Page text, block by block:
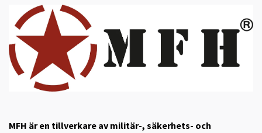
MFH är en tillverkare av militär-, säkerhets- och